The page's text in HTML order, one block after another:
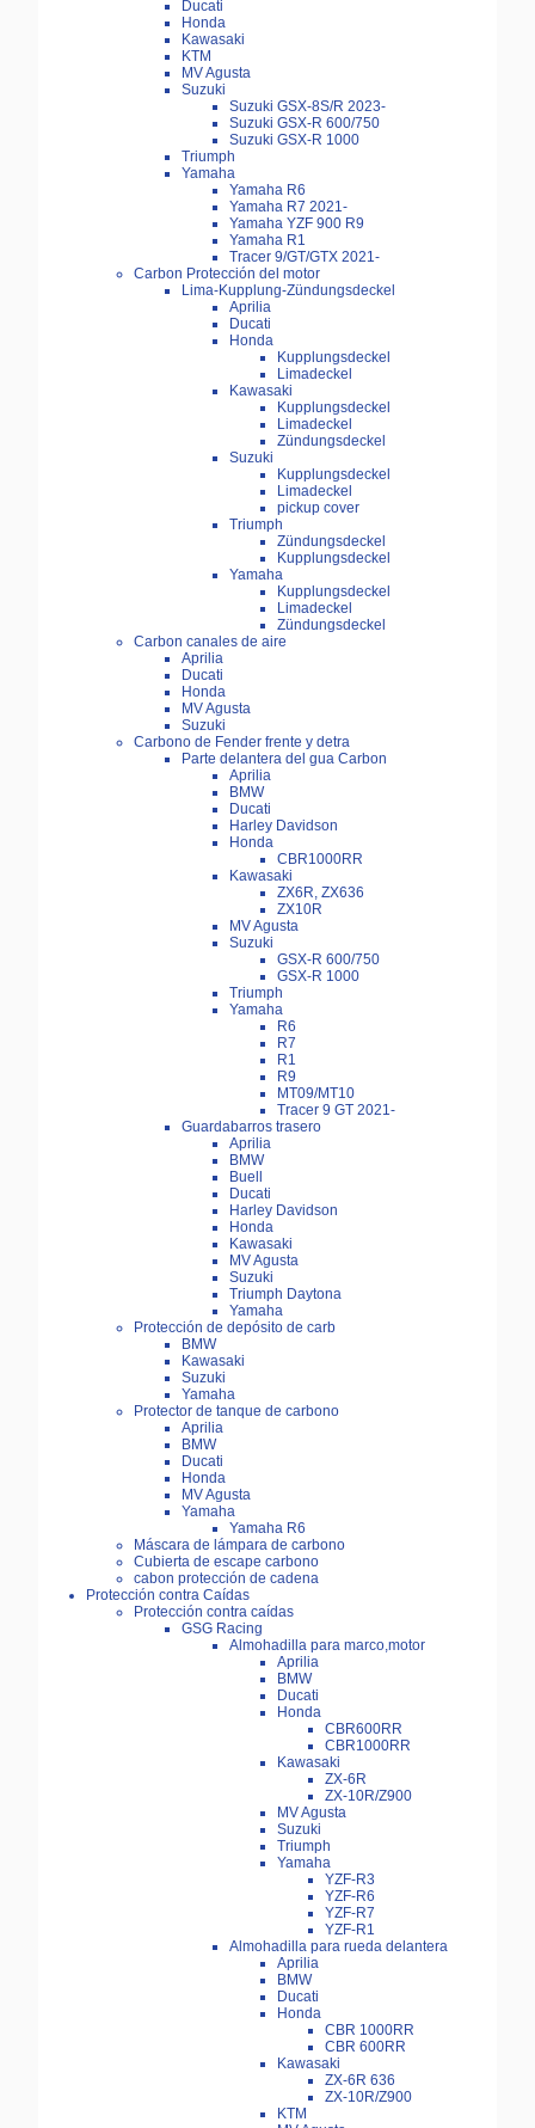
Ducati
Honda
Kawasaki
KTM
MV Agusta
Suzuki
Suzuki GSX-8S/R 2023-
Suzuki GSX-R 600/750
Suzuki GSX-R 1000
Triumph
Yamaha
Yamaha R6
Yamaha R7 2021-
Yamaha YZF 900 R9
Yamaha R1
Tracer 9/GT/GTX 2021-
Carbon Protección del motor
Lima-Kupplung-Zündungsdeckel
Aprilia
Ducati
Honda
Kupplungsdeckel
Limadeckel
Kawasaki
Kupplungsdeckel
Limadeckel
Zündungsdeckel
Suzuki
Kupplungsdeckel
Limadeckel
pickup cover
Triumph
Zündungsdeckel
Kupplungsdeckel
Yamaha
Kupplungsdeckel
Limadeckel
Zündungsdeckel
Carbon canales de aire
Aprilia
Ducati
Honda
MV Agusta
Suzuki
Carbono de Fender frente y detra
Parte delantera del gua Carbon
Aprilia
BMW
Ducati
Harley Davidson
Honda
CBR1000RR
Kawasaki
ZX6R, ZX636
ZX10R
MV Agusta
Suzuki
GSX-R 600/750
GSX-R 1000
Triumph
Yamaha
R6
R7
R1
R9
MT09/MT10
Tracer 9 GT 2021-
Guardabarros trasero
Aprilia
BMW
Buell
Ducati
Harley Davidson
Honda
Kawasaki
MV Agusta
Suzuki
Triumph Daytona
Yamaha
Protección de depósito de carb
BMW
Kawasaki
Suzuki
Yamaha
Protector de tanque de carbono
Aprilia
BMW
Ducati
Honda
MV Agusta
Yamaha
Yamaha R6
Máscara de lámpara de carbono
Cubierta de escape carbono
cabon protección de cadena
Protección contra Caídas
Protección contra caídas
GSG Racing
Almohadilla para marco,motor
Aprilia
BMW
Ducati
Honda
CBR600RR
CBR1000RR
Kawasaki
ZX-6R
ZX-10R/Z900
MV Agusta
Suzuki
Triumph
Yamaha
YZF-R3
YZF-R6
YZF-R7
YZF-R1
Almohadilla para rueda delantera
Aprilia
BMW
Ducati
Honda
CBR 1000RR
CBR 600RR
Kawasaki
ZX-6R 636
ZX-10R/Z900
KTM